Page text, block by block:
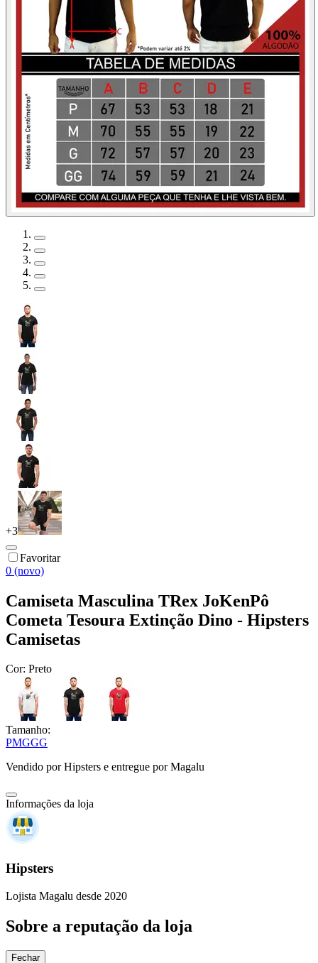
+3
Favoritar
0 (novo)
Camiseta Masculina TRex JoKenPô
Cometa Tesoura Extinção Dino - Hipsters
Camisetas
Cor: Preto
Tamanho:
PMGGG
Vendido porHipsters e entregue por Magalu
Informações da loja
Hipsters
Lojista Magalu desde 2020
Sobre a reputação da loja
Fechar